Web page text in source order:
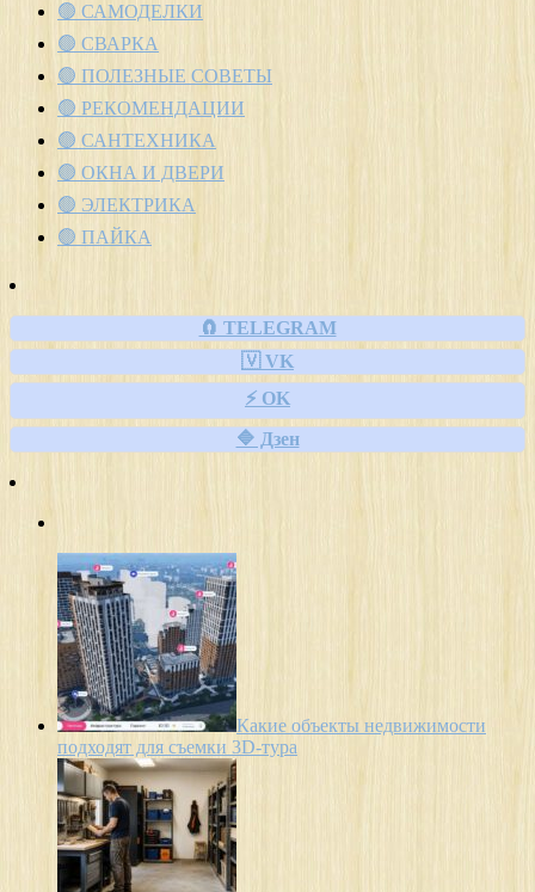
🟢 САМОДЕЛКИ
🟢 СВАРКА
🟢 ПОЛЕЗНЫЕ СОВЕТЫ
🟢 РЕКОМЕНДАЦИИ
🟢 САНТЕХНИКА
🟢 ОКНА И ДВЕРИ
🟢 ЭЛЕКТРИКА
🟢 ПАЙКА
🧲 TELEGRAM
🇻 VK
⚡ OK
🔷 Дзен
Какие объекты недвижимости
подходят для съемки 3D-тура